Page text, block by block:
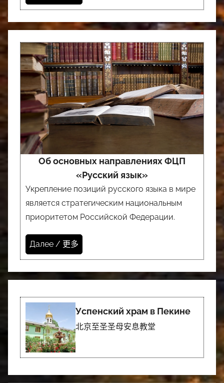
Об основных направлениях ФЦП
«Русский язык»
Укрепление позиций русского языка в мире
является стратегическим национальным
приоритетом Российской Федерации.
Далее / 更多
Успенский храм в Пекине
北京至圣圣母安息教堂